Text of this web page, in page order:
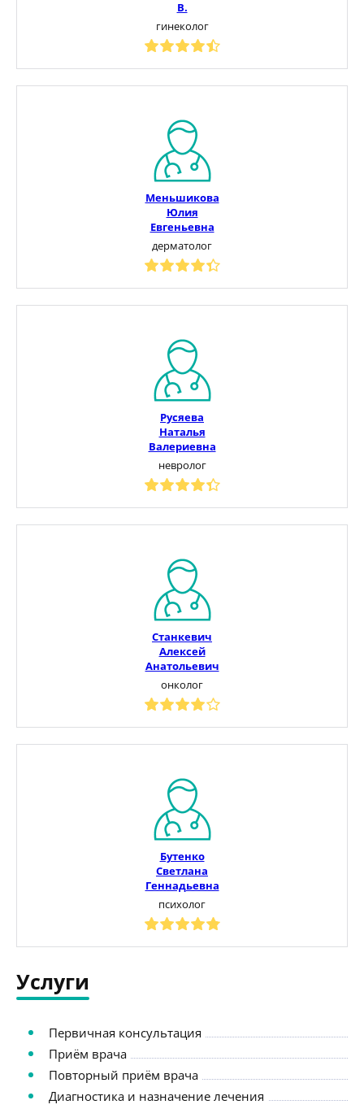
В.
гинеколог
Меньшикова
Юлия
Евгеньевна
дерматолог
Русяева
Наталья
Валериевна
невролог
Станкевич
Алексей
Анатольевич
онколог
Бутенко
Светлана
Геннадьевна
психолог
Услуги
Первичная консультация
Приём врача
Повторный приём врача
Диагностика и назначение лечения